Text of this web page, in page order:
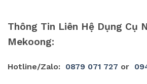
Thông Tin Liên Hệ Dụng Cụ
Mekoong:
Hotline/Zalo: 0879 071 727 or